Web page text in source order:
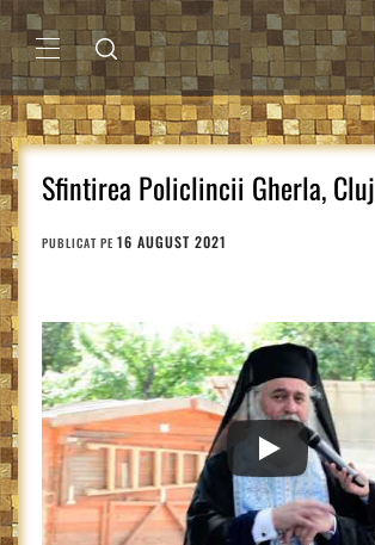
Sari
la
conținutMENIU
PRINCIPAL
Sfintirea Policlincii Gherla, Cluj
PUBLICAT PE 16 AUGUST 2021